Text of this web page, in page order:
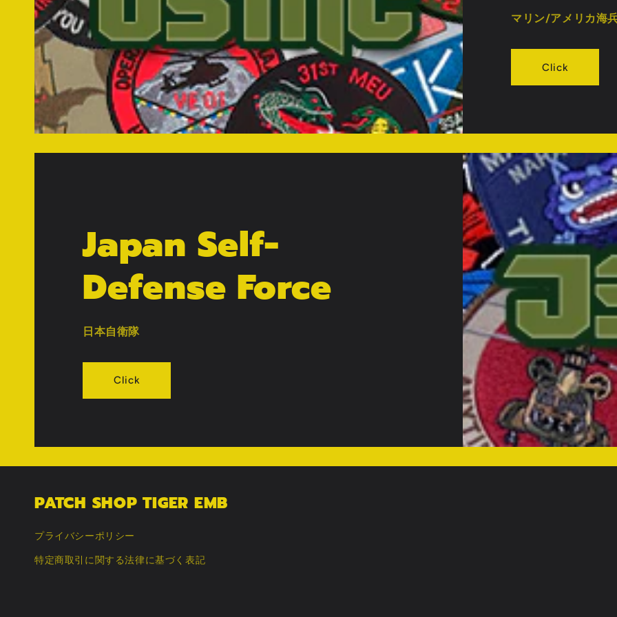
マリン/アメリカ海
Click
Japan Self-
Defense Force
日本自衛隊
Click
PATCH SHOP TIGER EMB
プライバシーポリシー
特定商取引に関する法律に基づく表記